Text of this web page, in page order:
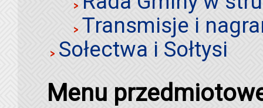
Transmisje i
Sołectwa i Sołtysi
Menu